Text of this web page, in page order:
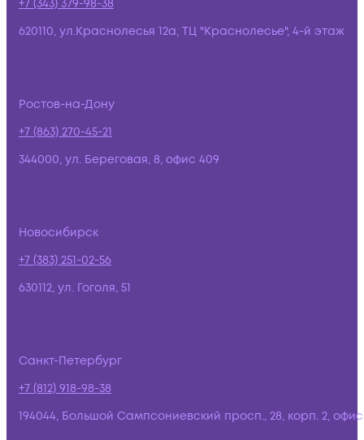
+7 (343) 379-98-38
620110, ул.Краснолесья 12а, ТЦ "Краснолесье", 4-й этаж
Ростов-на-Дону
+7 (863) 270-45-21
344000, ул. Береговая, 8, офис 409
Новосибирск
+7 (383) 251-02-56
630112, ул. Гоголя, 51
Санкт-Петербург
+7 (812) 918-98-38
194044, Большой Сампсониевский просп., 28, корп. 2,